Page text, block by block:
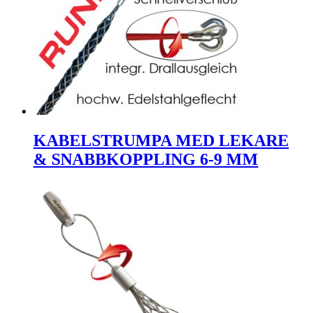
KABELSTRUMPA MED LEKARE
& SNABBKOPPLING 6-9 MM